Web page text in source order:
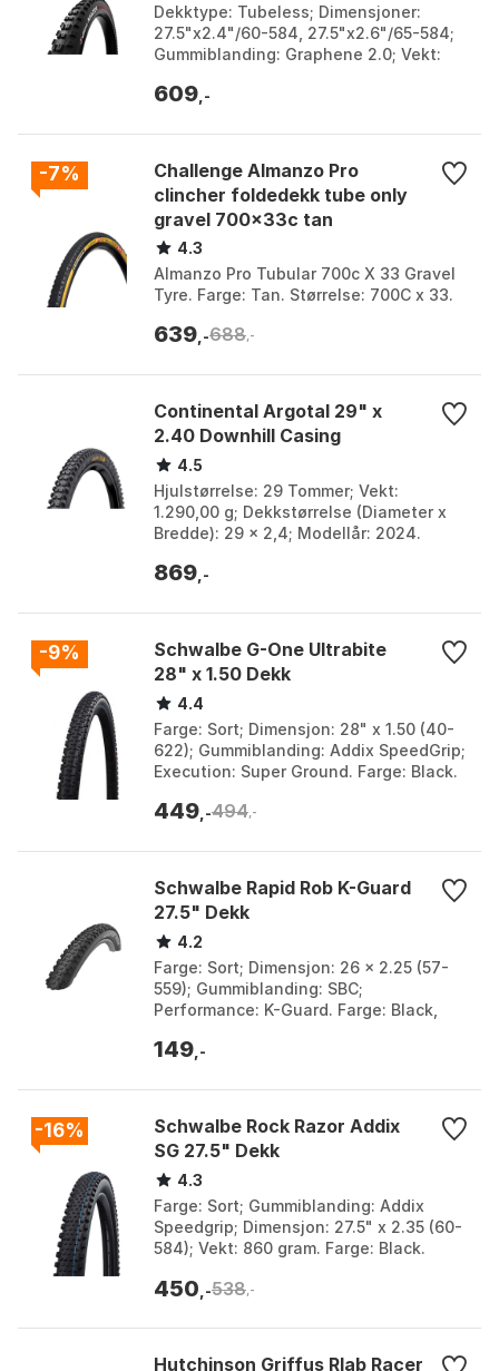
Dekktype: Tubeless; Dimensjoner:
27.5"x2.4"/60-584, 27.5"x2.6"/65-584;
Gummiblanding: Graphene 2.0; Vekt:
Bredde: 60mm, 65mm. ...
609 ,-
-7%
Challenge Almanzo Pro
clincher foldedekk tube only
gravel 700x33c tan
4.3
Almanzo Pro Tubular 700c X 33 Gravel
Tyre. Farge: Tan. Størrelse: 700C x 33.
639 ,-688,-
Continental Argotal 29" x
2.40 Downhill Casing
4.5
Hjulstørrelse: 29 Tommer; Vekt:
1.290,00 g; Dekkstørrelse (Diameter x
Bredde): 29 x 2,4; Modellår: 2024.
x 2.40.
869 ,-
-9%
Schwalbe G-One Ultrabite
28" x 1.50 Dekk
4.4
Farge: Sort; Dimensjon: 28" x 1.50 (40-
622); Gummiblanding: Addix SpeedGrip;
Execution: Super Ground. Farge: Black.
449 ,-494,-
Schwalbe Rapid Rob K-Guard
27.5" Dekk
4.2
Farge: Sort; Dimensjon: 26 x 2.25 (57-
559); Gummiblanding: SBC;
Performance: K-Guard. Farge: Black,
5.
149 ,-
-16%
Schwalbe Rock Razor Addix
SG 27.5" Dekk
4.3
Farge: Sort; Gummiblanding: Addix
Speedgrip; Dimensjon: 27.5" x 2.35 (60-
584); Vekt: 860 gram. Farge: Black.
450 ,-538 ,-
Hutchinson Griffus Rlab Racer